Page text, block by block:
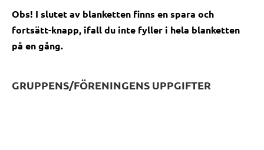
Obs! I slutet av blanketten finns en spara och
fortsätt-knapp, ifall du inte fyller i hela blanketten
på en gång.
GRUPPENS/FÖRENINGENS UPPGIFTER